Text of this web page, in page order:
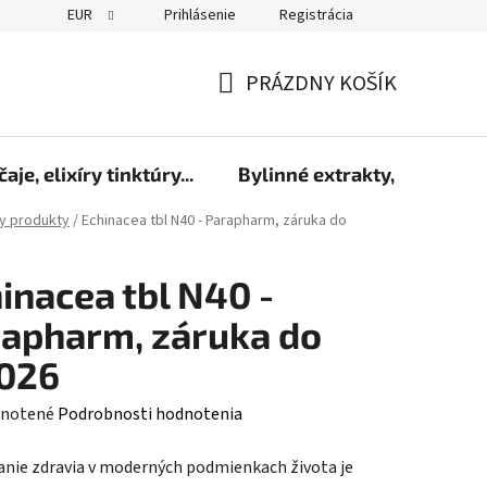
EUR Prihlásenie Registrácia
KOŠÍK
PRÁZDNY KOŠÍK
elixíry tinktúry... Bylinné extrakty, sirupy a
produkty/Echinacea tbl N40 - Parapharm, záruka do
tbl N40 -
záruka do
Podrobnosti hodnotenia
zdravia v moderných podmienkach života je